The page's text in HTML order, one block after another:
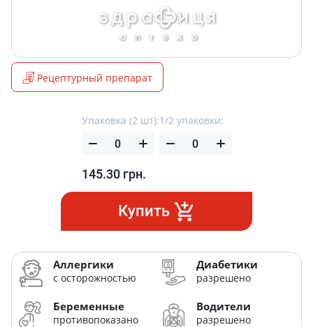
Рецептурный препарат
Упаковка (2 шт):
145.30 грн.
1/2 упаковки:
Купить
Аллергики
с осторожностью
Диабетики
разрешено
Беременные
противопоказано
Водители
разрешено